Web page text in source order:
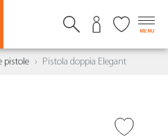
MENU
pistole Pistola doppia Elegant